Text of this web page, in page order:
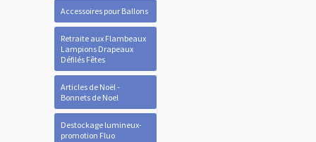
Accessoires pour Ballons
Retraite aux Flambeaux
Lampions Drapeaux
Défilés Fêtes
Articles de Noël -
Bonnets de Noel
Destockage lumineux-
promotion Fluo